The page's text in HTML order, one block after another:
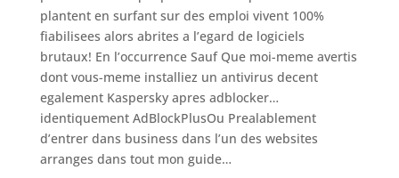
plantent en surfant sur des emploi vivent 100%
fiabilisees alors abrites a l’egard de logiciels
brutaux! En l’occurrence Sauf Que moi-meme avertis
dont vous-meme installiez un antivirus decent
egalement Kaspersky apres adblocker…
identiquement AdBlockPlusOu Prealablement
d’entrer dans business dans l’un des websites
arranges dans tout mon guide…